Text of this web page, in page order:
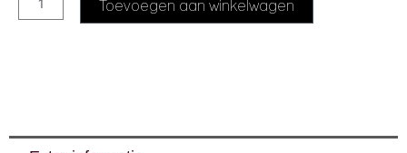
Toevoegen aan winkelwagen